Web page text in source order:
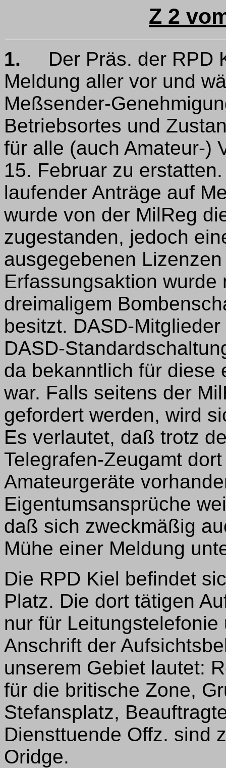
Z 2
1.
Der Präs. der RPD
Meldung aller vor und
Meßsender-
Betriebsortes und
für alle (auch Amateur-)
15. Februar zu
laufender Anträge auf
wurde von der MilReg
zugestanden, jedoch
ausgegebenen
Erfassungsaktion
dreimaligem
besitzt. DASD-
DASD-
da bekanntlich für diese
war. Falls seitens der
gefordert werden, wird
Es verlautet, daß trotz
Telegrafen-Zeugamt
Amateurgeräte
Eigentumsansprüche
daß sich zweckmäßig
Mühe einer Meldung
Die RPD Kiel befindet
Platz. Die dort tätigen
nur für
Anschrift der
unserem Gebiet lautet:
für die britische Zone,
Stefansplatz,
Diensttuende Offz. sind
Oridge.